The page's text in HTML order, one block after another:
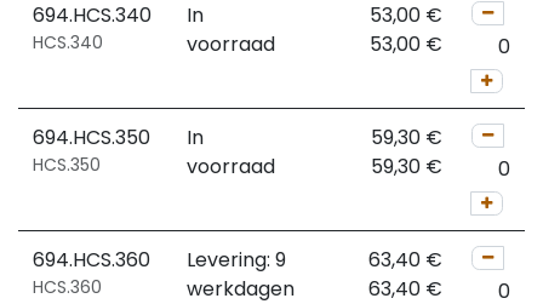
694.HCS.340
HCS.340
In
voorraad
53,00 €
53,00 €
694.HCS.350
HCS.350
In
voorraad
59,30 €
59,30 €
694.HCS.360
HCS.360
Levering: 9
werkdagen
63,40 €
63,40 €